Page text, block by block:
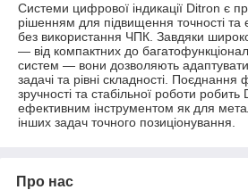
Системи цифрової індикації Ditron є
рішенням для підвищення точності та
без використання ЧПК. Завдяки
— від компактних до
систем — вони дозволяють адаптувати
задачі та рівні складності. Поєднання
зручності та стабільної роботи
ефективним інструментом як для
інших задач точного позиціонування.
Про нас